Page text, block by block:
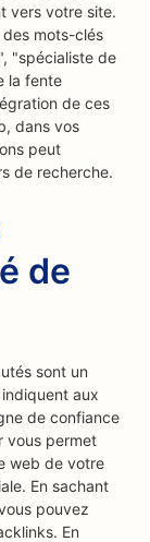
vers votre site.
mots-clés
"spécialiste de
la fente
de ces
dans vos
peut
de recherche.
de
sont un
aux
de confiance
vous permet
web de votre
En sachant
pouvez
En